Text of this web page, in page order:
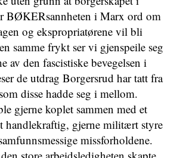
BØKERsannheten i Marx ord om
og ekspropriatørene vil bli
samme frykt ser vi gjenspeile seg
av den fascistiske bevegelsen i
de utdrag Borgersrud har tatt fra
disse hadde seg i mellom.
gjerne koplet sammen med et
handlekraftig, gjerne militært styre
missforholdene.